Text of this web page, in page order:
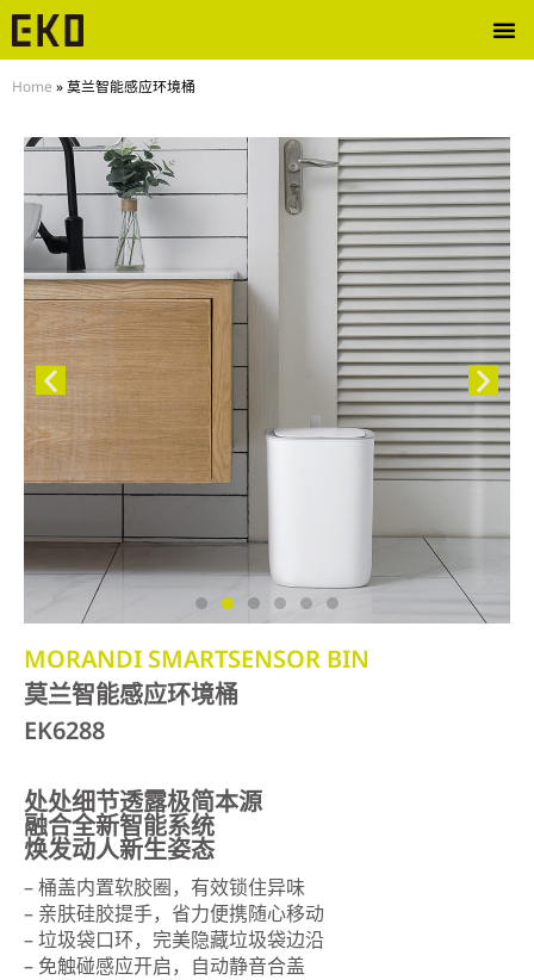
Home »莫兰智能感应环境桶
MORANDI SMARTSENSOR BIN
莫兰智能感应环境桶
EK6288
处处细节透露极简本源
融合全新智能系统
焕发动人新生姿态
– 桶盖内置软胶圈，有效锁住异味
– 亲肤硅胶提手，省力便携随心移动
– 垃圾袋口环，完美隐藏垃圾袋边沿
– 免触碰感应开启，自动静音合盖